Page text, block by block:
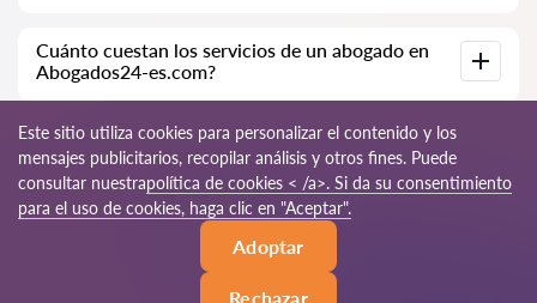
sin embargo, los servicios y consultas prestados por los
abogados son de pago.
Cuánto cuestan los servicios de un abogado en
Abogados24-es.com?
El costo de la consulta y los servicios de nuestros
especialistas depende de la complejidad de la cuestión y del
volumen de trabajo; normalmente, la consulta por teléfono
(en línea) varía de 70 a 150 EUR. El costo del contrato se
discute de forma individual.© 2026 Abogados24-es.com
Mapa del sitio
Este sitio utiliza cookies para personalizar el contenido y los
mensajes publicitarios, recopilar análisis y otros fines. Puede
consultar nuestrapolítica de cookies < /a>. Si da su consentimiento
para el uso de cookies, haga clic en "Aceptar".
Adoptar
Rechazar